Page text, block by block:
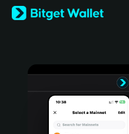
English
日本語
Türkçe